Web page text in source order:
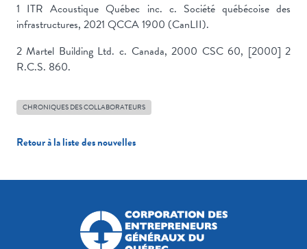
1 ITR Acoustique Québec inc. c. Société québécoise des
infrastructures, 2021 QCCA 1900 (CanLII).
2 Martel Building Ltd. c. Canada, 2000 CSC 60, [2000] 2
R.C.S. 860.
CHRONIQUES DES COLLABORATEURS
Retour à la liste des nouvelles